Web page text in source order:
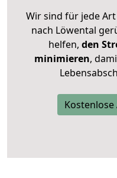
Wir sind für jede
nach Löwental
helfen, den
minimieren,